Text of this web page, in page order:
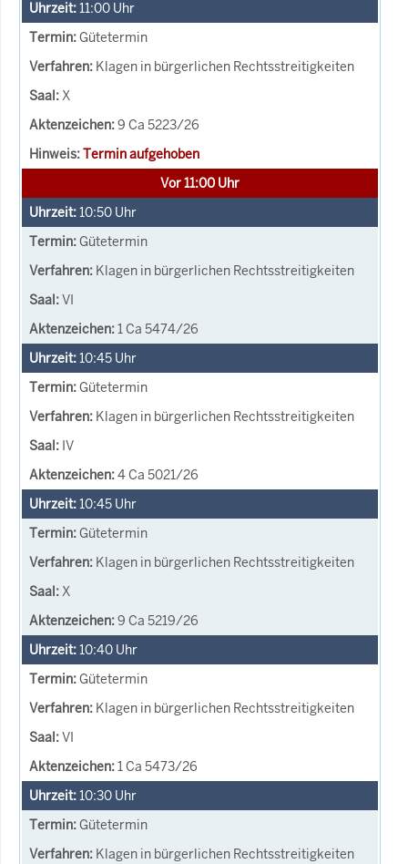
11:00 Uhr
Gütetermin
Klagen in bürgerlichen Rechtsstreitigkeiten
X
9 Ca 5223/26
Termin aufgehoben
Vor 11:00 Uhr
10:50 Uhr
Gütetermin
Klagen in bürgerlichen Rechtsstreitigkeiten
VI
1 Ca 5474/26
10:45 Uhr
Gütetermin
Klagen in bürgerlichen Rechtsstreitigkeiten
IV
4 Ca 5021/26
10:45 Uhr
Gütetermin
Klagen in bürgerlichen Rechtsstreitigkeiten
X
9 Ca 5219/26
10:40 Uhr
Gütetermin
Klagen in bürgerlichen Rechtsstreitigkeiten
VI
1 Ca 5473/26
10:30 Uhr
Gütetermin
Klagen in bürgerlichen Rechtsstreitigkeiten